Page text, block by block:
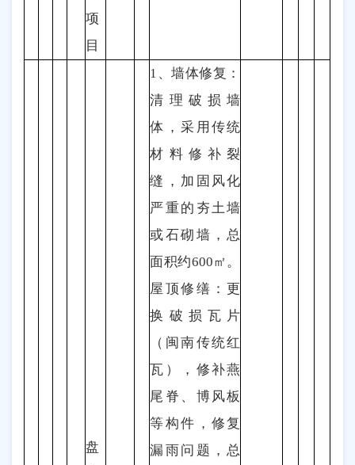
项
目
盘
1、墙体修复：
清理破损墙
体，采用传统
材料修补裂
缝，加固风化
严重的夯土墙
或石砌墙，总
面积约600㎡。
屋顶修缮：更
换破损瓦片
（闽南传统红
瓦），修补燕
尾脊、博风板
等构件，修复
漏雨问题，总